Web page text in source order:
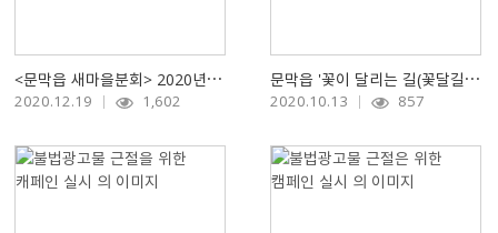
＜문막읍 새마을분회＞ 2020년 원주시 새마을운동 활력화사업 최우수상 수상
2020.12.19 1,602
문막읍 '꽃이 달리는 길(꽃달길)'로 오세요~
2020.10.13 857